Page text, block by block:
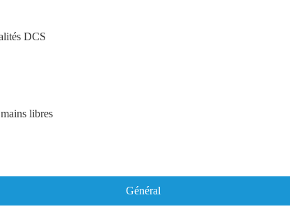
DCS
libres
Général